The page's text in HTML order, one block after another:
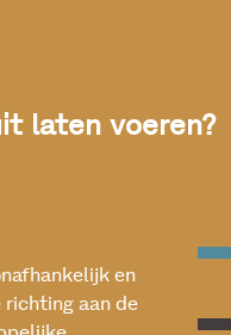
laten voeren?
en
richting aan de